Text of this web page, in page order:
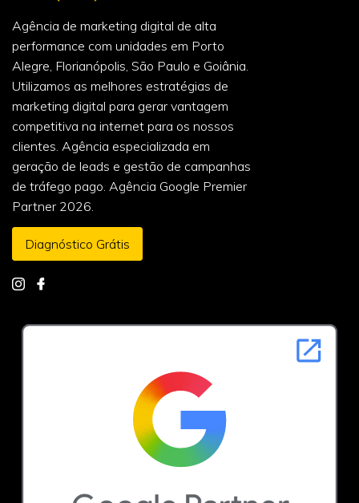
Agência de marketing digital de alta
performance com unidades em Porto
Alegre, Florianópolis, São Paulo e Goiânia.
Utilizamos as melhores estratégias de
marketing digital para gerar vantagem
competitiva na internet para os nossos
clientes. Agência especializada em
geração de leads e gestão de campanhas
de tráfego pago. Agência Google Premier
Partner 2026.
Diagnóstico Grátis